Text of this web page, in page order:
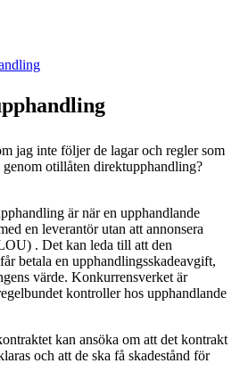
jag inte följer de lagar och regler som
otillåten direktupphandling?
är när en upphandlande
en leverantör utan att annonsera
. Det kan leda till att den
betala en upphandlingsskadeavgift,
värde. Konkurrensverket är
kontroller hos upphandlande
kan ansöka om att det kontrakt
och att de ska få skadestånd för